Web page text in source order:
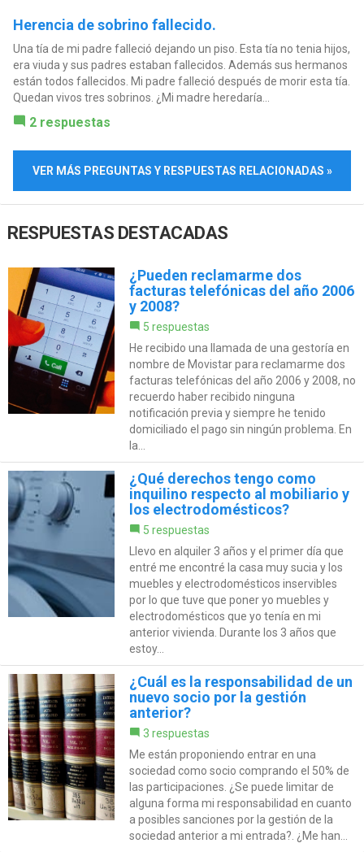
Herencia de sobrino fallecido.
Una tía de mi padre falleció dejando un piso. Esta tía no tenia hijos,
era viuda y sus padres estaban fallecidos. Además sus hermanos
están todos fallecidos. Mi padre falleció después de morir esta tía.
Quedan vivos tres sobrinos. ¿Mi madre heredaría...
2 respuestas
VER MÁS PREGUNTAS Y RESPUESTAS RELACIONADAS »
RESPUESTAS DESTACADAS
¿Pueden reclamarme dos
facturas telefónicas del año 2006
y 2008?
5 respuestas
He recibido una llamada de una gestoría en
nombre de Movistar para reclamarme dos
facturas telefónicas del año 2006 y 2008, no
recuerdo haber recibido ninguna
notificación previa y siempre he tenido
domiciliado el pago sin ningún problema. En
la...
¿Qué derechos tengo como
inquilino respecto al mobiliario y
los electrodomésticos?
5 respuestas
Llevo en alquiler 3 años y el primer día que
entré me encontré la casa muy sucia y los
muebles y electrodomésticos inservibles
por lo que tuve que poner yo muebles y
electrodomésticos que yo tenía en mi
anterior vivienda. Durante los 3 años que
estoy...
¿Cuál es la responsabilidad de un
nuevo socio por la gestión
anterior?
3 respuestas
Me están proponiendo entrar en una
sociedad como socio comprando el 50% de
las participaciones. ¿Se puede limitar de
alguna forma mi responsabilidad en cuanto
a posibles sanciones por la gestión de la
sociedad anterior a mi entrada?. ¿Me han...